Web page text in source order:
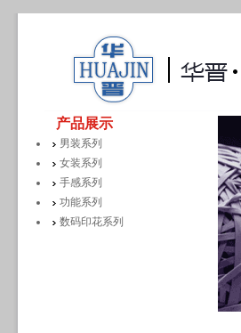
产品展示
男装系列
女装系列
手感系列
功能系列
数码印花系列